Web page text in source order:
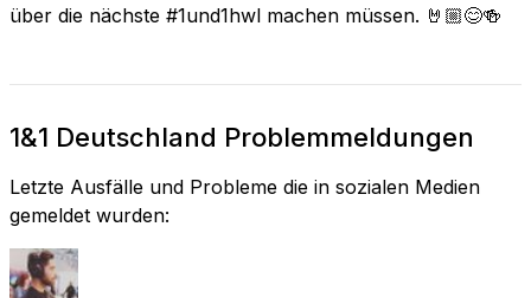
über die nächste #1und1hwl machen müssen. 🤘🏼😊🍻
1&1 Deutschland Problemmeldungen
Letzte Ausfälle und Probleme die in sozialen Medien
gemeldet wurden: